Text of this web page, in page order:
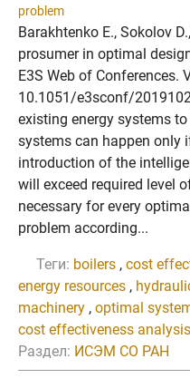
problem
Barakhtenko E., Sokolov
prosumer in optimal
E3S Web of Conferences.
10.1051/e3sconf/
existing energy systems
systems can happen only
introduction of the
will exceed required level
necessary for every
problem according...
Теги: boilers , cost
energy resources ,
machinery , optimal
cost effectiveness analysis
Раздел: ИСЭМ СО РАН